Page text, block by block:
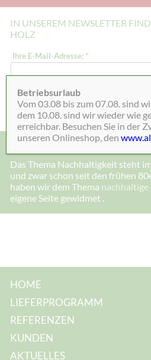
IN UNSEREM NEWSLETTER
HOLZ
h
e
M
i
l
-
A
d
r
Ihre E-Mail-Adresse: *
Absenden
Das Thema Nachhaltigkeit steht
und zwar schon seit den frühen
haben wir dem Thema
eigene Seite gewidmet .
HOME
LIEFERPROGRAMM
REFERENZEN
KUNDEN
AKTUELLES
Betriebsurlaub
Vom 03.08 bis zum 07.08. sind
dem 10.08. sind wir wieder wie
erreichbar. Besuchen Sie in der
unseren Onlineshop, den